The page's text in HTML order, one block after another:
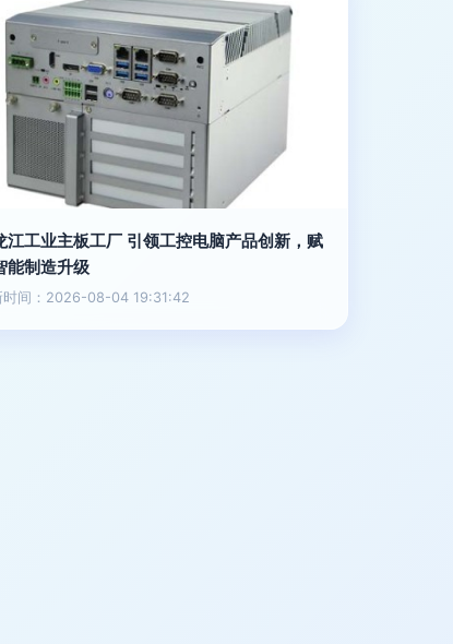
江工业主板工厂 引领工控电脑产品创新，赋
能制造升级
时间：2026-08-04 19:31:42